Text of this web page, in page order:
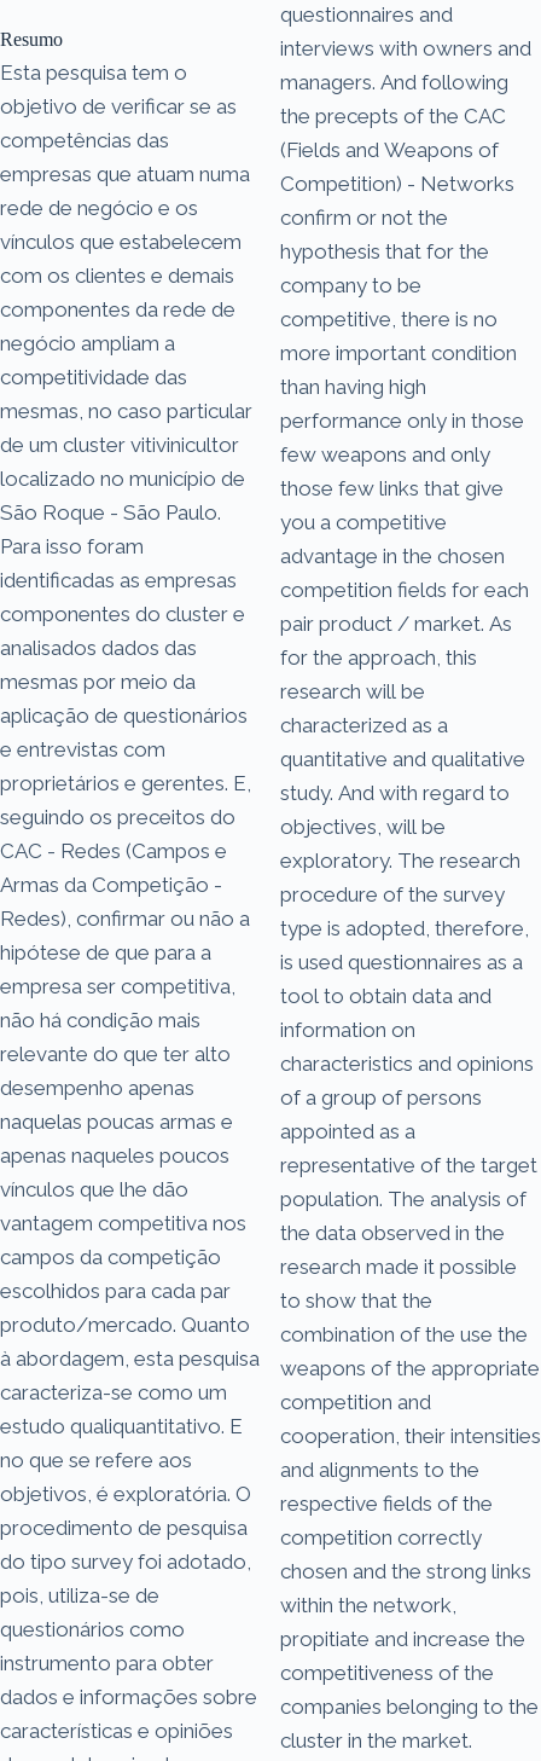
Resumo
Esta pesquisa tem o
objetivo de verificar se as
competências das
empresas que atuam numa
rede de negócio e os
vínculos que estabelecem
com os clientes e demais
componentes da rede de
negócio ampliam a
competitividade das
mesmas, no caso particular
de um cluster vitivinicultor
localizado no município de
São Roque - São Paulo.
Para isso foram
identificadas as empresas
componentes do cluster e
analisados dados das
mesmas por meio da
aplicação de questionários
e entrevistas com
proprietários e gerentes. E,
seguindo os preceitos do
CAC - Redes (Campos e
Armas da Competição -
Redes), confirmar ou não a
hipótese de que para a
empresa ser competitiva,
não há condição mais
relevante do que ter alto
desempenho apenas
naquelas poucas armas e
apenas naqueles poucos
vínculos que lhe dão
vantagem competitiva nos
campos da competição
escolhidos para cada par
produto/mercado. Quanto
à abordagem, esta pesquisa
caracteriza-se como um
estudo qualiquantitativo. E
no que se refere aos
objetivos, é exploratória. O
procedimento de pesquisa
do tipo survey foi adotado,
pois, utiliza-se de
questionários como
instrumento para obter
dados e informações sobre
características e opiniões
questionnaires and
interviews with owners and
managers. And following
the precepts of the CAC
(Fields and Weapons of
Competition) - Networks
confirm or not the
hypothesis that for the
company to be
competitive, there is no
more important condition
than having high
performance only in those
few weapons and only
those few links that give
you a competitive
advantage in the chosen
competition fields for each
pair product / market. As
for the approach, this
research will be
characterized as a
quantitative and qualitative
study. And with regard to
objectives, will be
exploratory. The research
procedure of the survey
type is adopted, therefore,
is used questionnaires as a
tool to obtain data and
information on
characteristics and opinions
of a group of persons
appointed as a
representative of the target
population. The analysis of
the data observed in the
research made it possible
to show that the
combination of the use the
weapons of the appropriate
competition and
cooperation, their intensities
and alignments to the
respective fields of the
competition correctly
chosen and the strong links
within the network,
propitiate and increase the
competitiveness of the
companies belonging to the
cluster in the market.